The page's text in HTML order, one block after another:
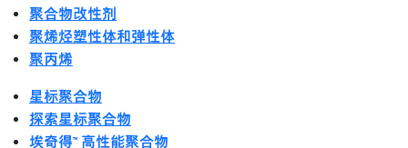
聚合物改性剂
聚烯烃塑性体和弹性体
聚丙烯
星标聚合物
探索星标聚合物
埃奇得™ 高性能聚合物